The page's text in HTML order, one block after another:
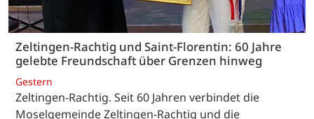
Zeltingen-Rachtig und Saint-Florentin: 60 Jahre
gelebte Freundschaft über Grenzen hinweg
Gestern
Zeltingen-Rachtig. Seit 60 Jahren verbindet die
Moselgemeinde Zeltingen-Rachtig und die